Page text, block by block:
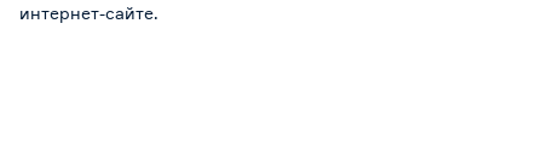
интернет-сайте.